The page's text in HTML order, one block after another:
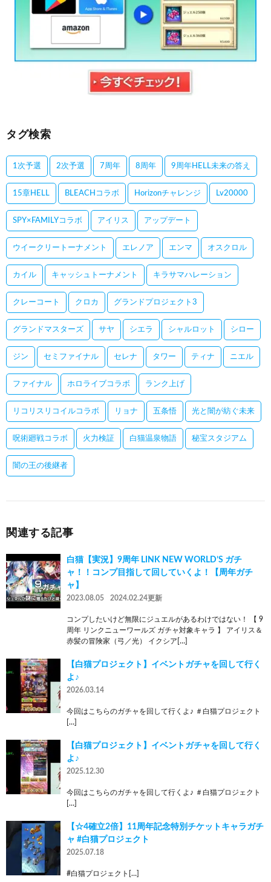
タグ検索
1次予選 2次予選 7周年 8周年 9周年HELL未来の答え
15章HELL BLEACHコラボ Horizonチャレンジ Lv20000
SPY×FAMILYコラボ アイリス アップデート
ウイークリートーナメント エレノア エンマ オスクロル
カイル キャッシュトーナメント キラサマハレーション
クレーコート クロカ グランドプロジェクト3
グランドマスターズ サヤ シエラ シャルロット シロー
ジン セミファイナル セレナ タワー ティナ ニエル
ファイナル ホロライブコラボ ランク上げ
リコリスリコイルコラボ リョナ 五条悟 光と闇が紡ぐ未来
呪術廻戦コラボ 火力検証 白猫温泉物語 秘宝スタジアム
闇の王の後継者
関連する記事
白猫【実況】9周年 LINK NEW WORLD’S ガチ
ャ！！コンプ目指して回していくよ！【周年ガチ
ャ】
2023.08.05 2024.02.24更新
コンプしたいけど無限にジュエルがあるわけではない！ 【 9
周年 リンクニューワールズ ガチャ対象キャラ 】 アイリス＆
赤髪の冒険家（弓／光） イクシア[…]
【白猫プロジェクト】イベントガチャを回して行く
よ♪
2026.03.14
今回はこちらのガチャを回して行くよ♪ ＃白猫プロジェクト
[…]
【白猫プロジェクト】イベントガチャを回して行く
よ♪
2025.12.30
今回はこちらのガチャを回して行くよ♪ ＃白猫プロジェクト
[…]
【☆4確立2倍】11周年記念特別チケットキャラガチ
ャ #白猫プロジェクト
2025.07.18
#白猫プロジェクト[…]